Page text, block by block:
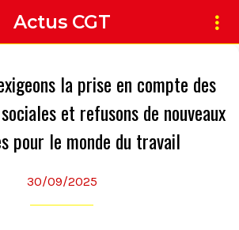
Actus CGT
la prise en compte des
et refusons de nouveaux
pour le monde du travail
30/09/2025